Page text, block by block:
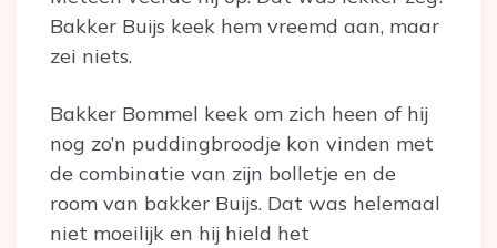
Bakker Buijs keek hem vreemd aan, maar
zei niets.
Bakker Bommel keek om zich heen of hij
nog zo’n puddingbroodje kon vinden met
de combinatie van zijn bolletje en de
room van bakker Buijs. Dat was helemaal
niet moeilijk en hij hield het